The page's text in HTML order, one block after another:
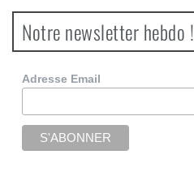
Notre newsletter hebdo !
Adresse Email